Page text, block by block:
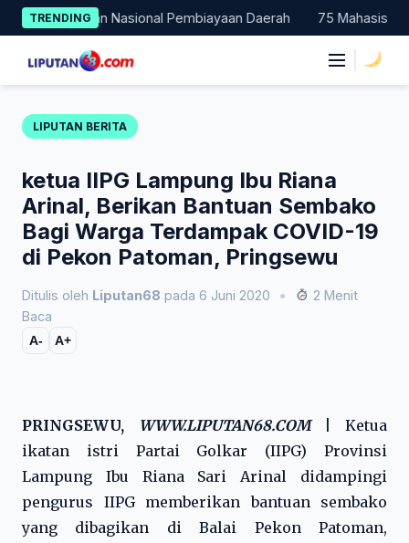
Skip
to
content
TRENDING
Nasional Pembiayaan Daerah 75 Mahasiswa
LIPUTAN BERITA
ketua IIPG Lampung Ibu Riana
Arinal, Berikan Bantuan Sembako
Bagi Warga Terdampak COVID-19
di Pekon Patoman, Pringsewu
Ditulis oleh Liputan68 pada 6 Juni 2020 •
2 Menit
Baca
A- A+
PRINGSEWU, WWW.LIPUTAN68.COM|Ketua
ikatan istri Partai Golkar (IIPG) Provinsi
Lampung Ibu Riana Sari Arinal didampingi
pengurus IIPG memberikan bantuan sembako
yang dibagikan di Balai Pekon Patoman,